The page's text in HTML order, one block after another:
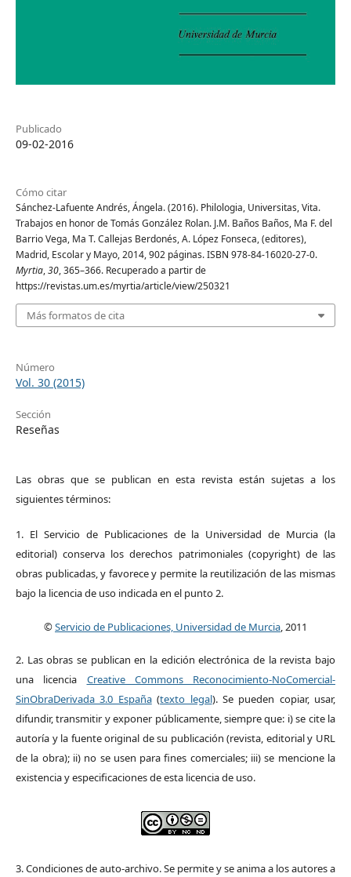
Publicado
09-02-2016
Cómo citar
Sánchez-Lafuente Andrés, Ángela. (2016). Philologia, Universitas, Vita.
Trabajos en honor de Tomás González Rolan. J.M. Baños Baños, Ma F. del
Barrio Vega, Ma T. Callejas Berdonés, A. López Fonseca, (editores),
Madrid, Escolar y Mayo, 2014, 902 páginas. ISBN 978-84-16020-27-0.
Myrtia,30, 365–366. Recuperado a partir de
https://revistas.um.es/myrtia/article/view/250321
Más formatos de cita
Número
Vol. 30 (2015)
Sección
Reseñas
Las obras que se publican en esta revista están sujetas a los
siguientes términos:
1. El Servicio de Publicaciones de la Universidad de Murcia (la
editorial) conserva los derechos patrimoniales (copyright) de las
obras publicadas, y favorece y permite la reutilización de las mismas
bajo la licencia de uso indicada en el punto 2.
©Servicio de Publicaciones, Universidad de Murcia, 2011
2. Las obras se publican en la edición electrónica de la revista bajo
una licencia Creative Commons Reconocimiento-NoComercial-
SinObraDerivada 3.0 España(texto legal). Se pueden copiar, usar,
difundir, transmitir y exponer públicamente, siempre que: i) se cite la
autoría y la fuente original de su publicación (revista, editorial y URL
de la obra); ii) no se usen para fines comerciales; iii) se mencione la
existencia y especificaciones de esta licencia de uso.
3. Condiciones de auto-archivo. Se permite y se anima a los autores a